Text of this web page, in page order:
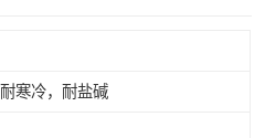
寒冷，耐盐碱